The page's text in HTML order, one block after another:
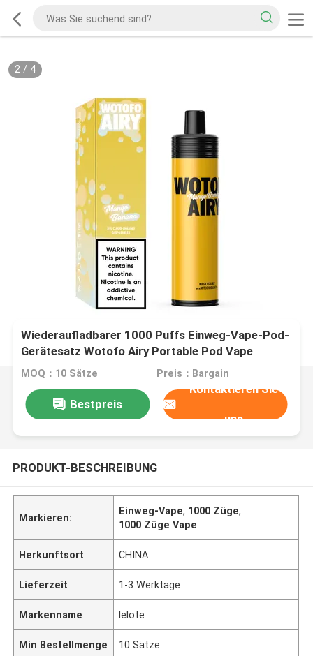
2/ 4
Wiederaufladbarer 1000 Puffs Einweg-Vape-Pod-
Gerätesatz Wotofo Airy Portable Pod Vape
MOQ：10 Sätze Preis：Bargain
Bestpreis
Kontaktieren Sie
uns
PRODUKT-BESCHREIBUNG
Markieren:
Einweg-Vape, 1000 Züge,
1000 Züge Vape
Herkunftsort CHINA
Lieferzeit 1-3 Werktage
Markenname lelote
Min Bestellmenge 10 Sätze